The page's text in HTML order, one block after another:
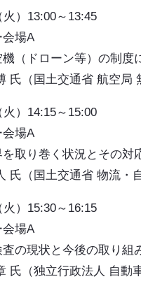
火）13:00～13:45
場A
（ドローン等）の制度
氏（国土交通省 航空局
火）14:15～15:00
場A
取り巻く状況とその対
氏（国土交通省 物流・
火）15:30～16:15
場A
査の現状と今後の取り組
氏（独立行政法人 自動